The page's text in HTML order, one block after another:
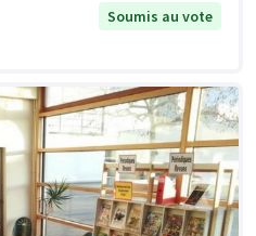
Soumis au vote